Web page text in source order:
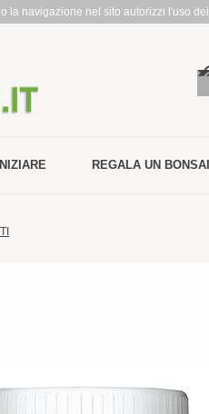
la navigazione nel sito autorizzi l'uso dei
REGALA UN BONSAI